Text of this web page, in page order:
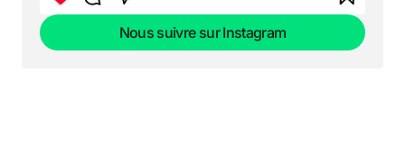
Nous suivre sur Instagram